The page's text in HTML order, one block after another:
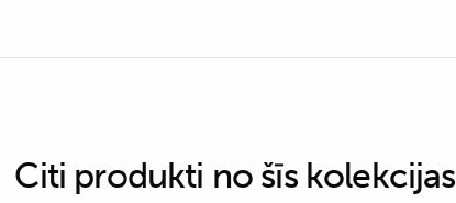
Citi produkti no šīs kolekcijas